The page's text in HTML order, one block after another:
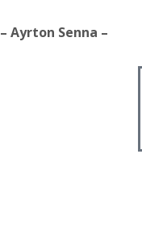
– Ayrton Senna –